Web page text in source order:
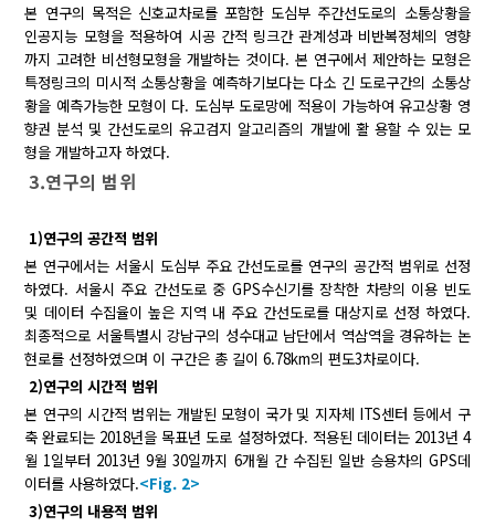
본 연구의 목적은 신호교차로를 포함한 도심부 주간선도로의 소통상황을
인공지능 모형을 적용하여 시공 간적 링크간 관계성과 비반복정체의 영향
까지 고려한 비선형모형을 개발하는 것이다. 본 연구에서 제안하는 모형은
특정링크의 미시적 소통상황을 예측하기보다는 다소 긴 도로구간의 소통상
황을 예측가능한 모형이 다. 도심부 도로망에 적용이 가능하여 유고상황 영
향권 분석 및 간선도로의 유고검지 알고리즘의 개발에 활 용할 수 있는 모
형을 개발하고자 하였다.
3.연구의 범위
1)연구의 공간적 범위
본 연구에서는 서울시 도심부 주요 간선도로를 연구의 공간적 범위로 선정
하였다. 서울시 주요 간선도로 중 GPS수신기를 장착한 차량의 이용 빈도
및 데이터 수집율이 높은 지역 내 주요 간선도로를 대상지로 선정 하였다.
최종적으로 서울특별시 강남구의 성수대교 남단에서 역삼역을 경유하는 논
현로를 선정하였으며 이 구간은 총 길이 6.78km의 편도3차로이다.
2)연구의 시간적 범위
본 연구의 시간적 범위는 개발된 모형이 국가 및 지자체 ITS센터 등에서 구
축 완료되는 2018년을 목표년 도로 설정하였다. 적용된 데이터는 2013년 4
월 1일부터 2013년 9월 30일까지 6개월 간 수집된 일반 승용차의 GPS데
이터를 사용하였다.<Fig. 2>
3)연구의 내용적 범위